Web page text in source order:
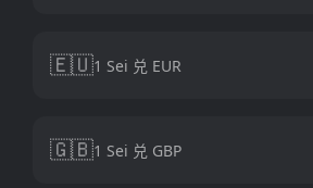
🇪🇺1 Sei 兑 EUR
🇬🇧1 Sei 兑 GBP